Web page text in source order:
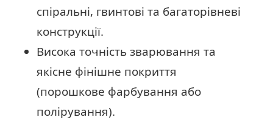
спіральні, гвинтові та багаторівневі
конструкції.
Висока точність зварювання та
якісне фінішне покриття
(порошкове фарбування або
полірування).